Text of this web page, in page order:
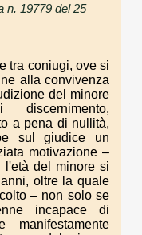
n. 19779 del 25
tra coniugi, ove si
alla convivenza
del minore
discernimento,
a pena di nullità,
sul giudice un
motivazione –
l'età del minore si
oltre la quale
– non solo se
incapace di
manifestamente